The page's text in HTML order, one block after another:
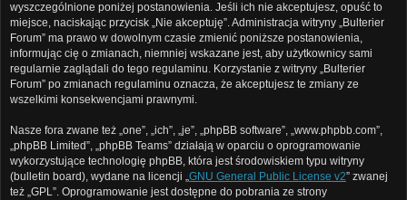
wyszczególnione poniżej postanowienia. Jeśli ich nie akceptujesz, opuść to
miejsce, naciskając przycisk „Nie akceptuję”. Administracja witryny „Bulterier
Forum” ma prawo w dowolnym czasie zmienić poniższe postanowienia,
informując cię o zmianach, niemniej wskazane jest, aby użytkownicy sami
regularnie zaglądali do tego regulaminu. Korzystanie z witryny „Bulterier
Forum” po zmianach regulaminu oznacza, że akceptujesz te zmiany ze
wszelkimi konsekwencjami prawnymi.
Nasze fora zwane też „one”, „ich”, „je”, „phpBB software”, „www.phpbb.com”,
„phpBB Limited”, „phpBB Teams” działają w oparciu o oprogramowanie
wykorzystujące technologię phpBB, która jest środowiskiem typu witryny
(bulletin board), wydane na licencji „GNU General Public License v2” zwanej
też „GPL”. Oprogramowanie jest dostępne do pobrania ze strony